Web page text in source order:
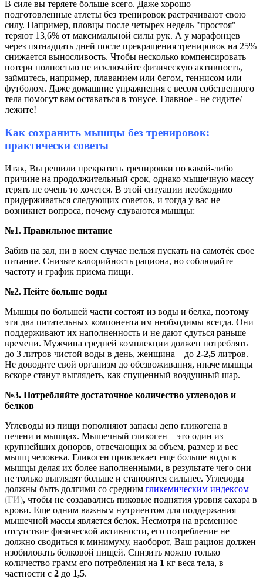
В силе вы теряете больше всего. Даже хорошо
подготовленные атлеты без тренировок растрачивают свою
силу. Например, пловцы после четырех недель "простоя"
теряют 13,6% от максимальной силы рук. А у марафонцев
через пятнадцать дней после прекращения тренировок на 25%
снижается выносливость. Чтобы несколько компенсировать
потери полностью не исключайте физическую активность,
займитесь, например, плаванием или бегом, теннисом или
футболом. Даже домашние упражнения с весом собственного
тела помогут вам оставаться в тонусе. Главное - не сидите/
лежите!
Как сохранить мышцы без тренировок:
практически советы
Итак, Вы решили прекратить тренировки по какой-либо
причине на продолжительный срок, однако мышечную массу
терять не очень то хочется. В этой ситуации необходимо
придерживаться следующих советов, и тогда у вас не
возникнет вопроса, почему сдуваются мышцы:
№1. Правильное питание
Забив на зал, ни в коем случае нельзя пускать на самотёк свое
питание. Снизьте калорийность рациона, но соблюдайте
частоту и график приема пищи.
№2. Пейте больше воды
Мышцы по большей части состоят из воды и белка, поэтому
эти два питательных компонента им необходимы всегда. Они
поддерживают их наполненность и не дают сдуться раньше
времени. Мужчина средней комплекции должен потреблять
до 3 литров чистой воды в день, женщина – до 2-2,5 литров.
Не доводите свой организм до обезвоживания, иначе мышцы
вскоре станут выглядеть, как спущенный воздушный шар.
№3. Потребляйте достаточное количество углеводов и
белков
Углеводы из пищи пополняют запасы депо гликогена в
печени и мышцах. Мышечный гликоген – это один из
крупнейших доноров, отвечающих за объем, размер и вес
мышц человека. Гликоген привлекает еще больше воды в
мышцы делая их более наполненными, в результате чего они
не только выглядят больше и становятся сильнее. Углеводы
должны быть долгими со средним гликемическим индексом
(ГИ), чтобы не создавались пиковые поднятия уровня сахара в
крови. Еще одним важным нутриентом для поддержания
мышечной массы является белок. Несмотря на временное
отсутствие физической активности, его потребление не
должно сводиться к минимуму, наоборот, Ваш рацион должен
изобиловать белковой пищей. Снизить можно только
количество грамм его потребления на 1 кг веса тела, в
частности с 2 до 1,5.